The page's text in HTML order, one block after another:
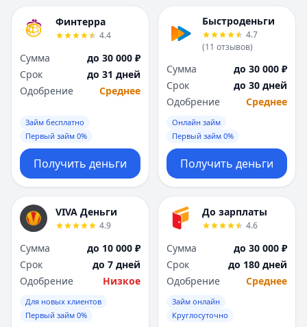
Финтерра
4.4
Сумма
до 30 000 ₽
Срок
до 31 дней
Одобрение
Среднее
Займ бесплатно
Первый займ 0%
Получить деньги
Быстроденьги
4.7
(11 отзывов)
Сумма
до 30 000 ₽
Срок
до 30 дней
Одобрение
Среднее
Онлайн займ
Первый займ 0%
Получить деньги
VIVA Деньги
4.9
Сумма
до 10 000 ₽
Срок
до 7 дней
Одобрение
Низкое
Для новых клиентов
Первый займ 0%
До зарплаты
4.6
Сумма
до 30 000 ₽
Срок
до 180 дней
Одобрение
Среднее
Займ онлайн
Круглосуточно